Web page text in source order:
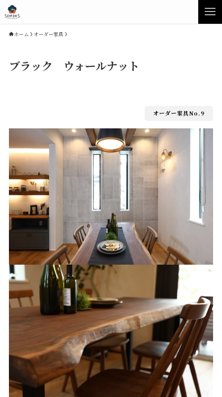
Concept
Speaksの家づくり
性能について
素材について
価格について
Product
イベント・見学会
展示場・モデルハウス
商品ラインナップ
建築実例・お客様イン
タビュー
価格・プラン
間取りプラン集
Topics
お知らせ
土地情報
コラム
スタッフブログ
吉田のブログ
Q&A
会社概要
企業理念・トップメッ
セージ
スタッフ紹介
Other Contact
ホーム オーダー家具
ブラック ウォールナット
オーダー家具No.9